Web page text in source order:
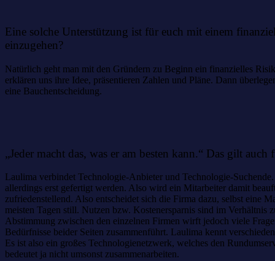
Eine solche Unterstützung ist für euch mit einem
einzugehen?
Natürlich geht man mit den Gründern zu Beginn ein finanzielles
erklären uns ihre Idee, präsentieren Zahlen und Pläne. Dann
eine Bauchentscheidung.
„Jeder macht das, was er am besten kann.“ Das gilt
Laulima verbindet Technologie-Anbieter und Technologie-
allerdings erst gefertigt werden. Also wird ein Mitarbeiter damit
zufriedenstellend. Also entscheidet sich die Firma dazu, selbst eine
meisten Tagen still. Nutzen bzw. Kostenersparnis sind im
Abstimmung zwischen den einzelnen Firmen wirft jedoch viele
Bedürfnisse beider Seiten zusammenführt. Laulima kennt
Es ist also ein großes Technologienetzwerk, welches den
bedeutet ja nicht umsonst zusammenarbeiten.